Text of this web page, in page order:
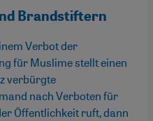
Brandstiftern
Verbot der
für Muslime stellt einen
verbürgte
nach Verboten für
Öffentlichkeit ruft, dann